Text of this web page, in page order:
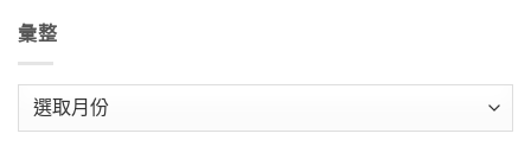
彙整